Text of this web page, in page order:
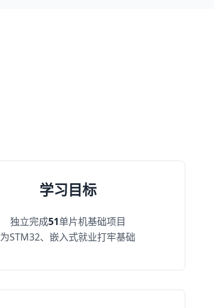
学习目标
独立完成51单片机基础项目
为STM32、嵌入式就业打牢基础